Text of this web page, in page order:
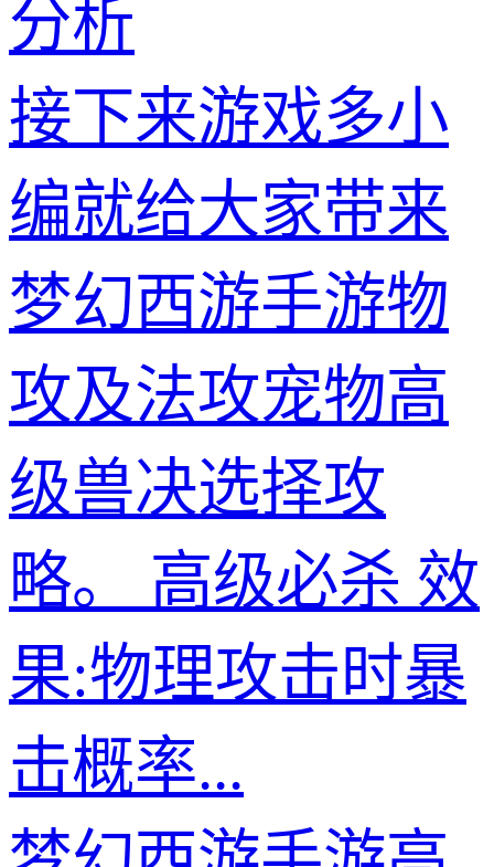
分析
接下来游戏多小
编就给大家带来
梦幻西游手游物
攻及法攻宠物高
级兽决选择攻
略。 高级必杀 效
果:物理攻击时暴
击概率...